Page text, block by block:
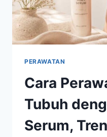
PERAWATAN
Cara
Tubuh
Serum,